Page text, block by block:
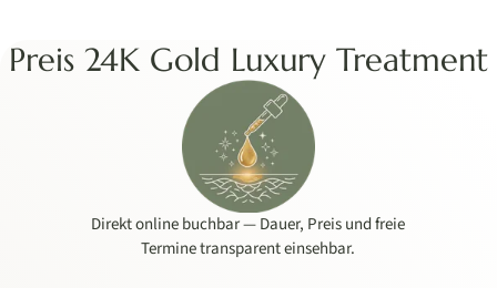
Preis 24K Gold Luxury Treatment
Direkt online buchbar — Dauer, Preis und freie
Termine transparent einsehbar.